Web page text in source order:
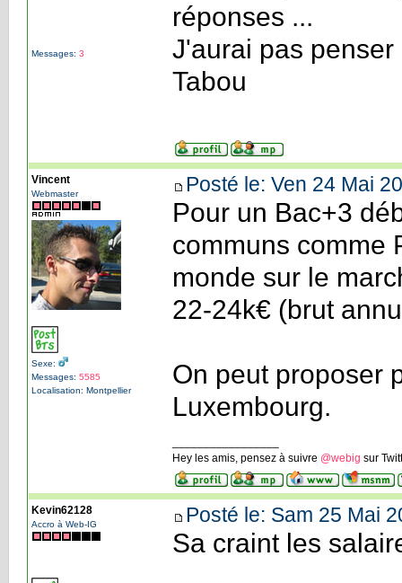
Messages: 3
réponses ...
J'aurai pas
Tabou
Vincent
Webmaster
Sexe:
Messages: 5585
Localisation: Montpellier
Posté le: Ven 24 Mai
Pour un Bac+3
communs comme
monde sur le
22-24k€ (brut
On peut proposer
Luxembourg.
Hey les amis, pensez à suivre @webig sur
Kevin62128
Accro à Web-IG Posté le: Sam 25 Mai
Sa craint les